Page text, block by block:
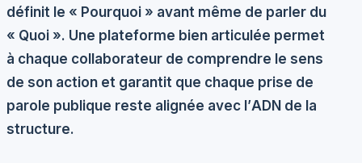
définit le « Pourquoi » avant même de parler du
« Quoi ». Une plateforme bien articulée permet
à chaque collaborateur de comprendre le sens
de son action et garantit que chaque prise de
parole publique reste alignée avec l’ADN de la
structure.